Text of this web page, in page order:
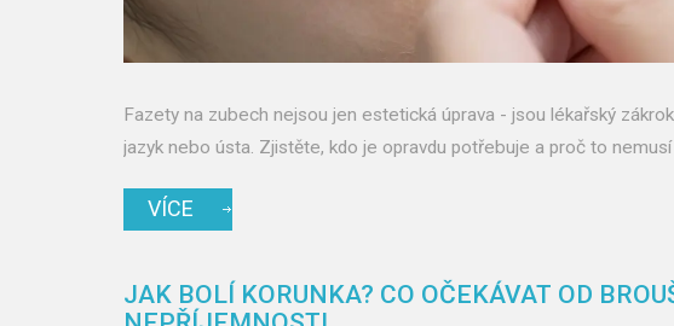
Fazety na zubech nejsou jen estetická úprava - jsou lékařský
jazyk nebo ústa. Zjistěte, kdo je opravdu potřebuje a proč to nemusí
VÍCE
JAK BOLÍ KORUNKA? CO OČEKÁVAT OD